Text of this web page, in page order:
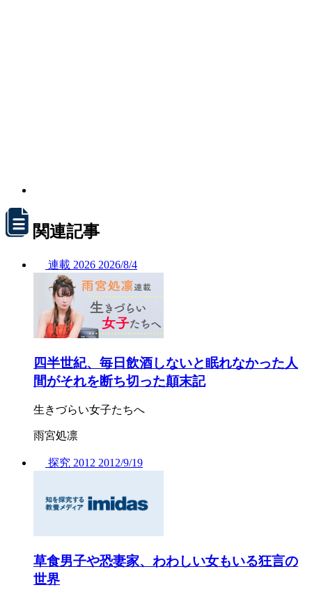
関連記事
連載 2026 2026/8/4
四半世紀、毎日飲酒しないと眠れなかった人
間がそれを断ち切った顛末記
生きづらい女子たちへ
雨宮処凛
探究 2012 2012/9/19
草食男子や恐妻家、わわしい女もいる狂言の
世界